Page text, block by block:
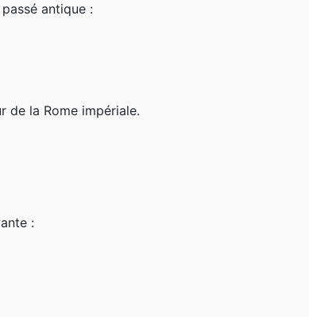
antique :
de la Rome impériale.
: